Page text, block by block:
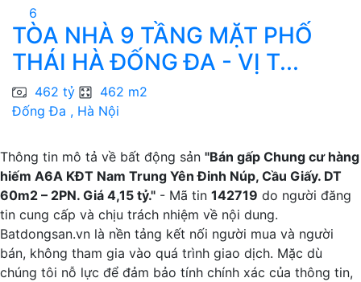
6
TÒA NHÀ 9 TẦNG MẶT PHỐ
THÁI HÀ ĐỐNG ĐA - VỊ T...
462 tỷ
462 m2
Đống Đa , Hà Nội
Thông tin mô tả về bất động sản "Bán gấp Chung cư hàng
hiếm A6A KĐT Nam Trung Yên Đinh Núp, Cầu Giấy. DT
60m2 – 2PN. Giá 4,15 tỷ." - Mã tin 142719 do người đăng
tin cung cấp và chịu trách nhiệm về nội dung.
Batdongsan.vn là nền tảng kết nối người mua và người
bán, không tham gia vào quá trình giao dịch. Mặc dù
chúng tôi nỗ lực để đảm bảo tính chính xác của thông tin,